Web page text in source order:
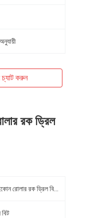
করুন
রক ড্রিল